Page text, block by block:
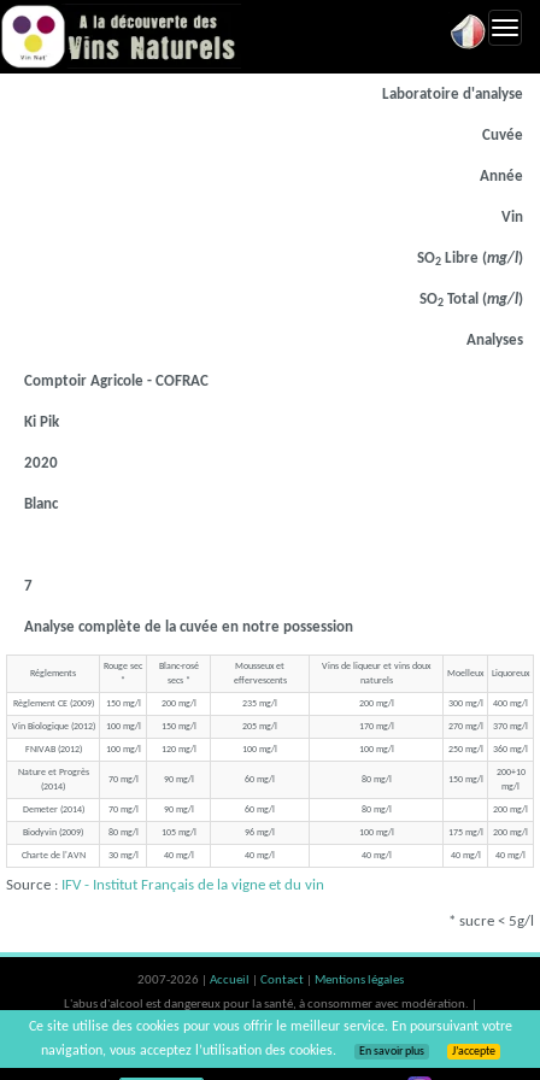
Laboratoire d'analyse
Cuvée
Année
Vin
SO2 Libre (mg/l)
SO2 Total (mg/l)
Analyses
Comptoir Agricole - COFRAC
Ki Pik
2020
Blanc
7
Analyse complète de la cuvée en notre possession
Réglements
Rouge sec
*
Blanc-rosé
secs *
Mousseux et
effervescents
Vins de liqueur et vins doux
naturels
Moelleux Liquoreux
Règlement CE (2009) 150 mg/l 200 mg/l 235 mg/l 200 mg/l 300 mg/l 400 mg/l
Vin Biologique (2012) 100 mg/l 150 mg/l 205 mg/l 170 mg/l 270 mg/l 370 mg/l
FNIVAB (2012) 100 mg/l 120 mg/l 100 mg/l 100 mg/l 250 mg/l 360 mg/l
Nature et Progrès
(2014)
70 mg/l 90 mg/l 60 mg/l 80 mg/l 150 mg/l
200+10
mg/l
Demeter (2014) 70 mg/l 90 mg/l 60 mg/l 80 mg/l 200 mg/l
Biodyvin (2009) 80 mg/l 105 mg/l 96 mg/l 100 mg/l 175 mg/l 200 mg/l
Charte de l'AVN 30 mg/l 40 mg/l 40 mg/l 40 mg/l 40 mg/l 40 mg/l
Source : IFV - Institut Français de la vigne et du vin
* sucre < 5g/l
2007-2026 | Accueil Contact
Mentions légales
L'abus d'alcool est dangereux pour la santé, à consommer avec modération. |
vinsnaturels | v3.12
Ce site utilise des cookies pour vous offrir le meilleur service. En poursuivant votre
navigation, vous acceptez l’utilisation des cookies.
En savoir plus J’accepte